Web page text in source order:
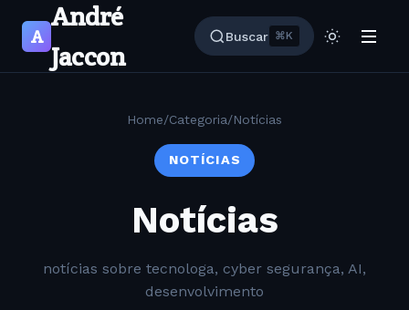
A
André
Jaccon
Buscar ⌘K
Home/Categoria/Notícias
NOTÍCIAS
Notícias
notícias sobre tecnologa, cyber segurança, AI,
desenvolvimento